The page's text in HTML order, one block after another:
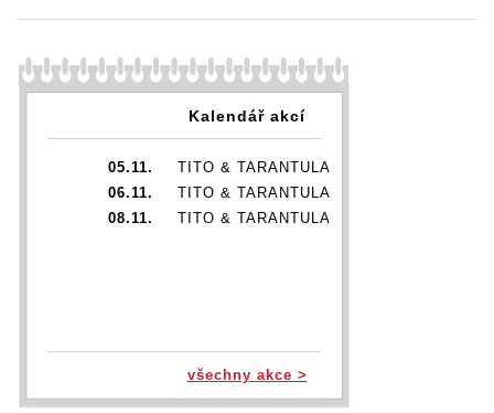
Kalendář akcí
05.11.
TITO & TARANTULA
06.11.
TITO & TARANTULA
08.11.
TITO & TARANTULA
všechny akce >